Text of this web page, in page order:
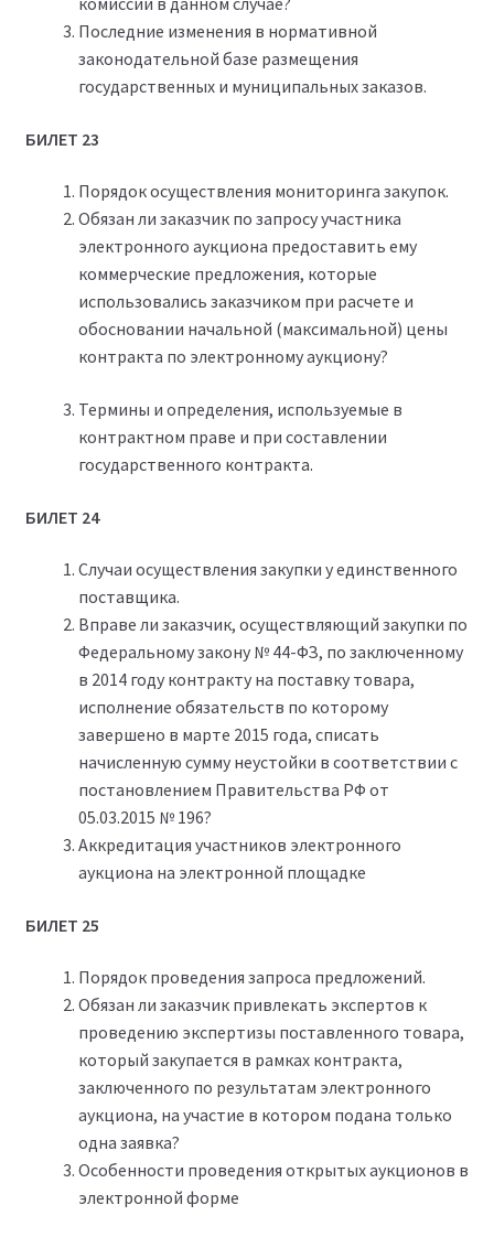
Последние изменения в нормативной
законодательной базе размещения
государственных и муниципальных заказов.
БИЛЕТ 23
Порядок осуществления мониторинга закупок.
Обязан ли заказчик по запросу участника
электронного аукциона предоставить ему
коммерческие предложения, которые
использовались заказчиком при расчете и
обосновании начальной (максимальной) цены
контракта по электронному аукциону?
Термины и определения, используемые в
контрактном праве и при составлении
государственного контракта.
БИЛЕТ 24
Случаи осуществления закупки у единственного
поставщика.
Вправе ли заказчик, осуществляющий закупки по
Федеральному закону № 44-ФЗ, по заключенному
в 2014 году контракту на поставку товара,
исполнение обязательств по которому
завершено в марте 2015 года, списать
начисленную сумму неустойки в соответствии с
постановлением Правительства РФ от
05.03.2015 № 196?
Аккредитация участников электронного
аукциона на электронной площадке
БИЛЕТ 25
Порядок проведения запроса предложений.
Обязан ли заказчик привлекать экспертов к
проведению экспертизы поставленного товара,
который закупается в рамках контракта,
заключенного по результатам электронного
аукциона, на участие в котором подана только
одна заявка?
Особенности проведения открытых аукционов в
электронной форме